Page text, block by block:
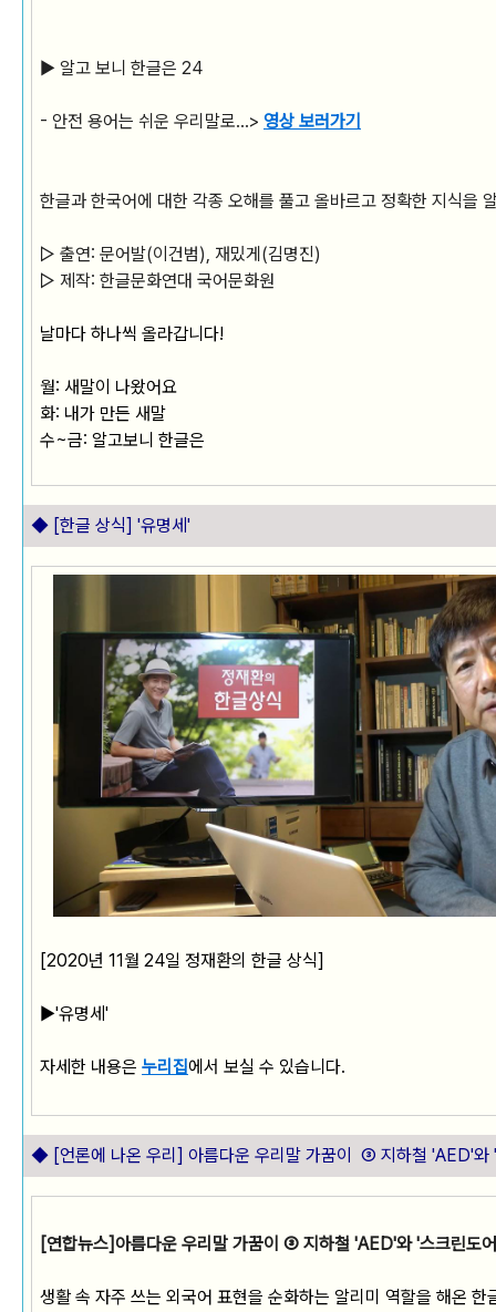
▶ 알고 보니 한글은 24
- 안전 용어는 쉬운 우리말로...> 영상 보러가기
한글과 한국어에 대한 각종 오해를 풀고 올바르고 정확한 지식을
▷ 출연: 문어발(이건범), 재밌게(김명진)
▷ 제작: 한글문화연대 국어문화원
날마다 하나씩 올라갑니다!
월: 새말이 나왔어요
화: 내가 만든 새말
수~금: 알고보니 한글은
◆ [한글 상식] '유명세'
[2020년 11월 24일 정재환의 한글 상식]
▶'유명세'
자세한 내용은 누리집에서 보실 수 있습니다.
◆ [언론에 나온 우리] 아름다운 우리말 가꿈이 ③ 지하철 'AED'와
[연합뉴스]아름다운 우리말 가꿈이 ③ 지하철 'AED'와 '스크린도
생활 속 자주 쓰는 외국어 표현을 순화하는 알리미 역할을 해온